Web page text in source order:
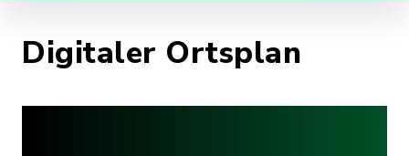
Digitaler Ortsplan